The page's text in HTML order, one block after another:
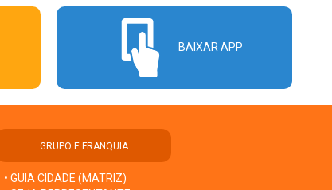
BAIXAR APP
GRUPO E FRANQUIA
• GUIA CIDADE (MATRIZ)